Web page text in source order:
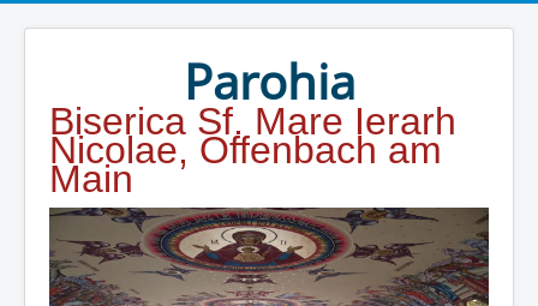
Parohia
Biserica Sf. Mare Ierarh
Nicolae, Offenbach am
Main